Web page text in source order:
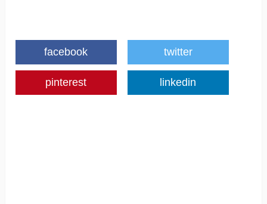
facebook twitter
pinterest linkedin